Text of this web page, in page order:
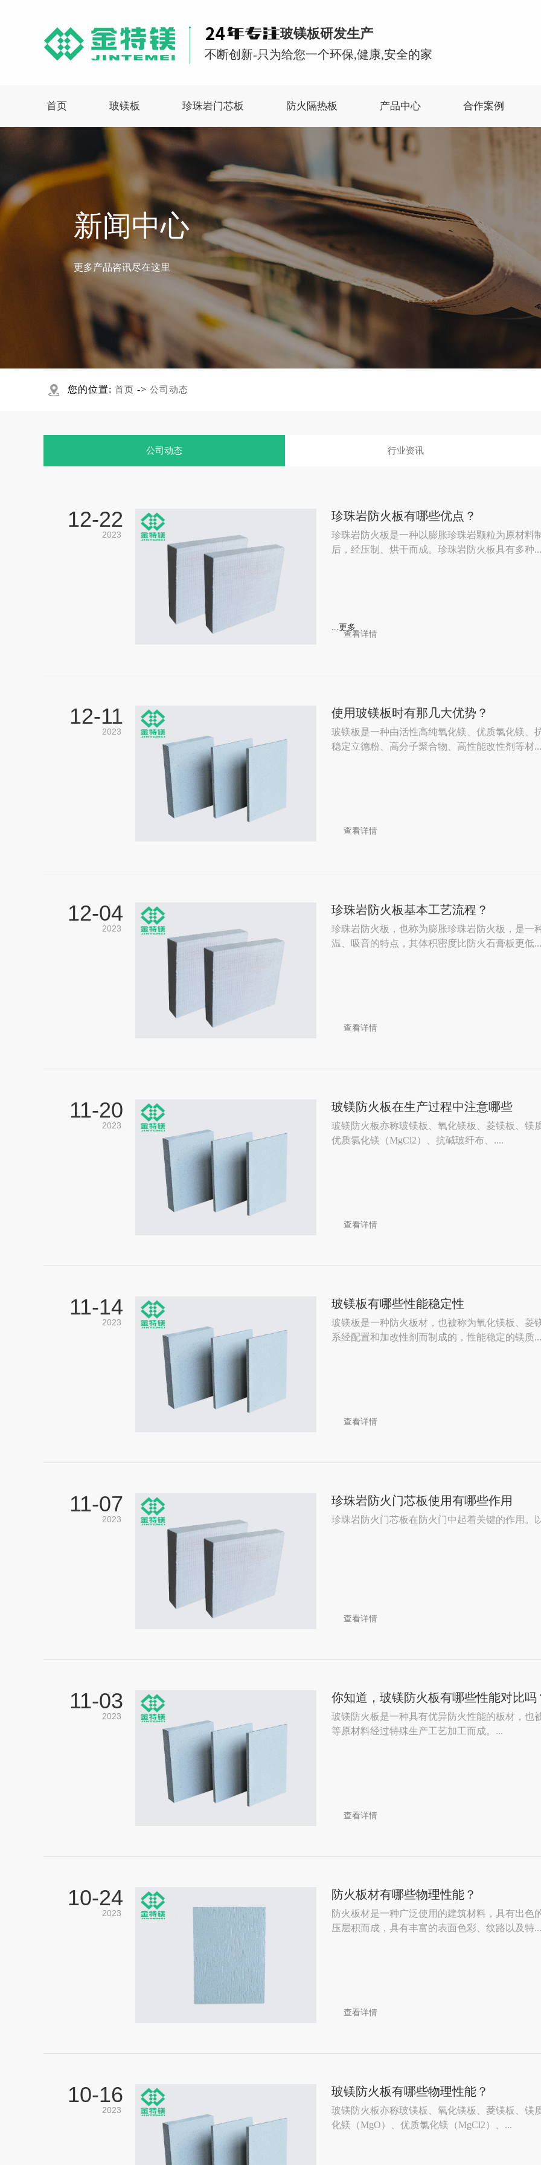
玻镁板研发生产
不断创新-只为给您一个环保,健康,安全的家
首页 玻镁板 珍珠岩门芯板 防火隔热板 产品中心 合作案例
新闻中心
更多产品咨讯尽在这里
您的位置: 首页 -> 公司动态
公司动态 行业资讯
12-22
2023
珍珠岩防火板有哪些优点？
珍珠岩防火板是一种以膨胀珍珠岩颗粒为原材料
后，经压制、烘干而成。珍珠岩防火板具有多种...
...更多
查看详情
12-11
2023
使用玻镁板时有那几大优势？
玻镁板是一种由活性高纯氧化镁、优质氯化镁、
稳定立德粉、高分子聚合物、高性能改性剂等材...
查看详情
12-04
2023
珍珠岩防火板基本工艺流程？
珍珠岩防火板，也称为膨胀珍珠岩防火板，是一
温、吸音的特点，其体积密度比防火石膏板更低...
查看详情
11-20
2023
玻镁防火板在生产过程中注意哪些
玻镁防火板亦称玻镁板、氧化镁板、菱镁板、镁
优质氯化镁（MgCl2）、抗碱玻纤布、....
查看详情
11-14
2023
玻镁板有哪些性能稳定性
玻镁板是一种防火板材，也被称为氧化镁板、菱
系经配置和加改性剂而制成的，性能稳定的镁质...
查看详情
11-07
2023
珍珠岩防火门芯板使用有哪些作用
珍珠岩防火门芯板在防火门中起着关键的作用。
查看详情
11-03
2023
你知道，玻镁防火板有哪些性能对比吗
玻镁防火板是一种具有优异防火性能的板材，也
等原材料经过特殊生产工艺加工而成。...
查看详情
10-24
2023
防火板材有哪些物理性能？
防火板材是一种广泛使用的建筑材料，具有出
压层积而成，具有丰富的表面色彩、纹路以及特...
查看详情
10-16
2023
玻镁防火板有哪些物理性能？
玻镁防火板亦称玻镁板、氧化镁板、菱镁板、镁
化镁（MgO）、优质氯化镁（MgCl2）、...